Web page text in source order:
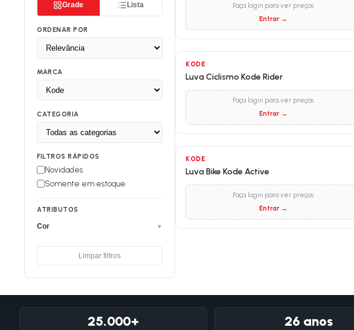
Grade Lista
ORDENAR POR
MARCA
CATEGORIA
FILTROS RÁPIDOS
Novidades
Somente em estoque
ATRIBUTOS
Cor ▼
Limpar filtros
Faça login para ver preços
Entrar →
KODE
Luva Ciclismo Kode Rider
Faça login para ver preços
Entrar →
KODE
Luva Bike Kode Active
Faça login para ver preços
Entrar →
25.000+ 26 anos